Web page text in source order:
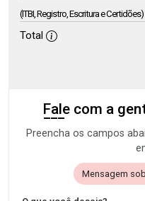
(ITBI, Registro, Escritura e Certidões)
Total
Fale com a
Preencha os campos
Mensagem